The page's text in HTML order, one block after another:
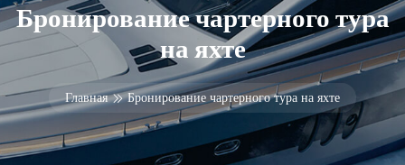
Бронирование чартерного тура
на яхте
Главная Бронирование чартерного тура на яхте